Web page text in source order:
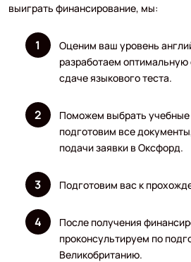
выиграть финансирование, мы:
Оценим ваш уровень
разработаем оптимальную
сдаче языкового теста.
Поможем выбрать
подготовим все
подачи заявки в Оксфорд.
Подготовим вас к
После получения
проконсультируем по
Великобританию.